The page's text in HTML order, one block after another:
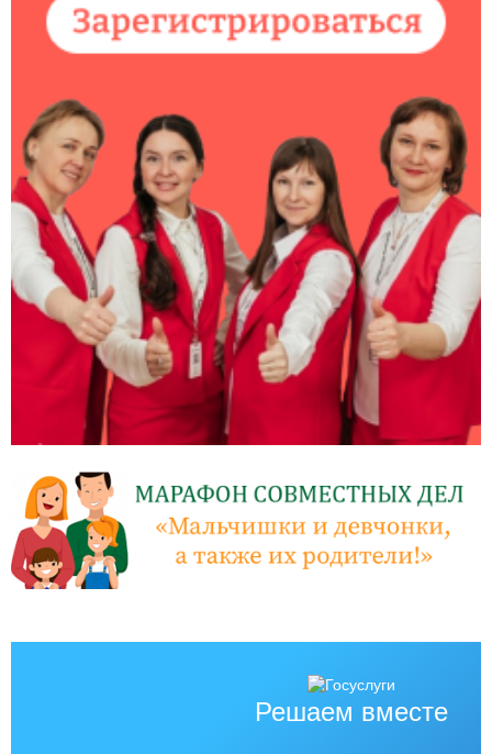
Решаем вместе